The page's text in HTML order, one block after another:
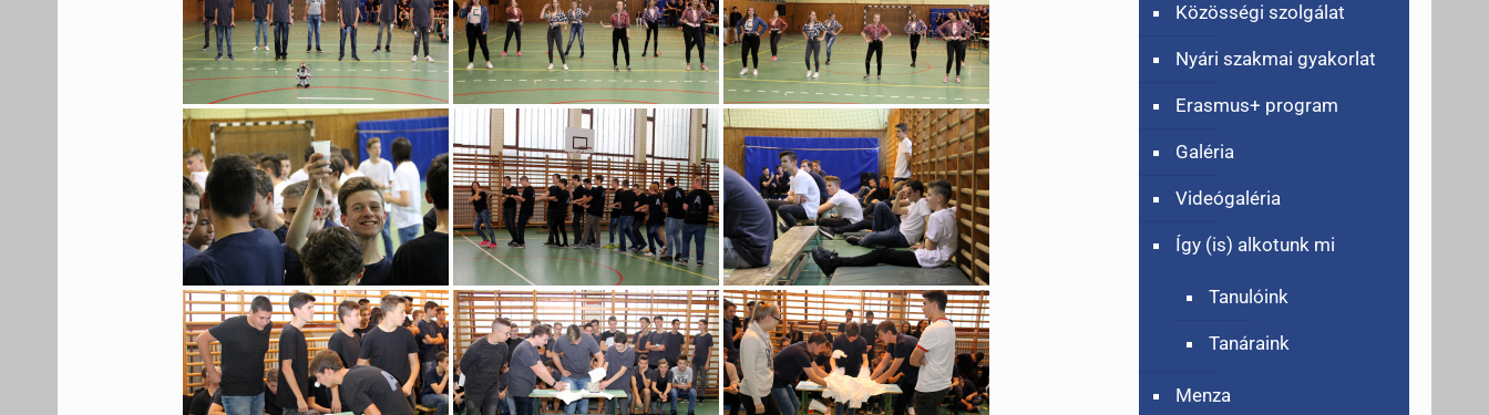
Közösségi szolgálat
Nyári szakmai gyakorlat
Erasmus+ program
Galéria
Videógaléria
Így (is) alkotunk mi
Tanulóink
Tanáraink
Menza